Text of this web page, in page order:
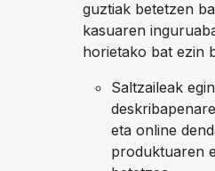
guztiak betetzen
kasuaren
horietako bat ezin
Saltzaileak
eta online
produktuaren